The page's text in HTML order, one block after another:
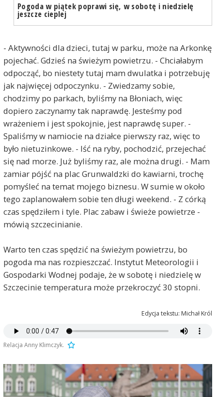
Pogoda w piątek poprawi się, w sobotę i niedzielę
jeszcze cieplej
- Aktywności dla dzieci, tutaj w parku, może na Arkonkę
pojechać. Gdzieś na świeżym powietrzu. - Chciałabym
odpocząć, bo niestety tutaj mam dwulatka i potrzebuję
jak najwięcej odpoczynku. - Zwiedzamy sobie,
chodzimy po parkach, byliśmy na Błoniach, więc
dopiero zaczynamy tak naprawdę. Jesteśmy pod
wrażeniem i jest spokojnie, jest naprawdę super. -
Spaliśmy w namiocie na działce pierwszy raz, więc to
było nietuzinkowe. - Iść na ryby, pochodzić, przejechać
się nad morze. Już byliśmy raz, ale można drugi. - Mam
zamiar pójść na plac Grunwaldzki do kawiarni, trochę
pomyśleć na temat mojego biznesu. W sumie w około
tego zaplanowałem sobie ten długi weekend. - Z córką
czas spędziłem i tyle. Plac zabaw i świeże powietrze -
mówią szczecinianie.
Warto ten czas spędzić na świeżym powietrzu, bo
pogoda ma nas rozpieszczać. Instytut Meteorologii i
Gospodarki Wodnej podaje, że w sobotę i niedzielę w
Szczecinie temperatura może przekroczyć 30 stopni.
Edycja tekstu: Michał Król
Relacja Anny Klimczyk.